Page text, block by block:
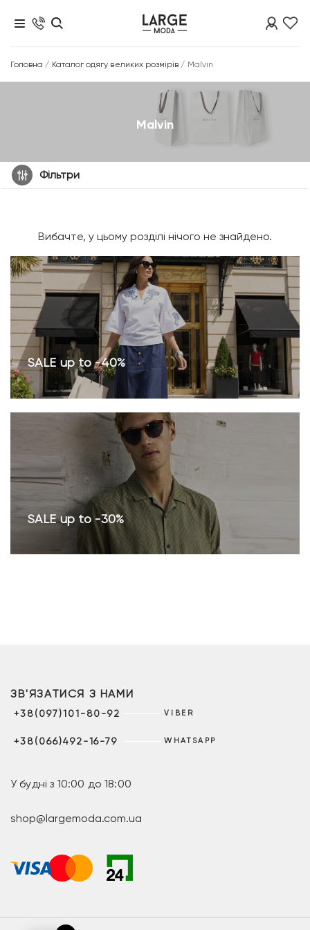
Головна / Каталог одягу великих розмірів / Malvin
Malvin
Фільтри
Вибачте, у цьому розділі нічого не знайдено.
SALE up to -40%
SALE up to -30%
ЗВ'ЯЗАТИСЯ З НАМИ
+38(097)101-80-92 VIBER
+38(066)492-16-79 WHATSAPP
У будні з 10:00 до 18:00
shop@largemoda.com.ua